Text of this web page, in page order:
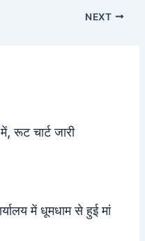
NEXT
रूट चार्ट जारी
में धूमधाम से हुई मां